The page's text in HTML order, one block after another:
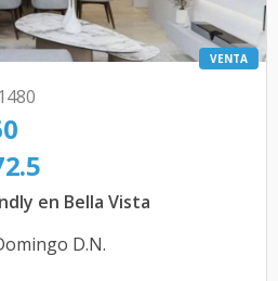
VENTA
1480
en Bella Vista
D.N.